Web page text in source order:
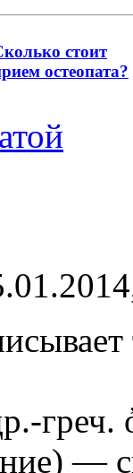
стоит
остеопата?
—